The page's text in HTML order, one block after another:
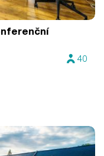
40